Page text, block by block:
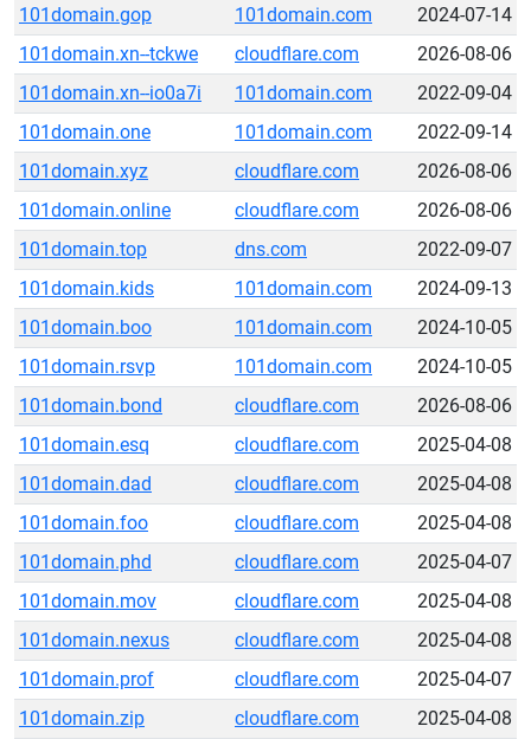
101domain.gop
101domain.com
2024-07-14
101domain.xn--tckwe
cloudflare.com
2026-08-06
101domain.xn--io0a7i
101domain.com
2022-09-04
101domain.one
101domain.com
2022-09-14
101domain.xyz
cloudflare.com
2026-08-06
101domain.online
cloudflare.com
2026-08-06
101domain.top
dns.com
2022-09-07
101domain.kids
101domain.com
2024-09-13
101domain.boo
101domain.com
2024-10-05
101domain.rsvp
101domain.com
2024-10-05
101domain.bond
cloudflare.com
2026-08-06
101domain.esq
cloudflare.com
2025-04-08
101domain.dad
cloudflare.com
2025-04-08
101domain.foo
cloudflare.com
2025-04-08
101domain.phd
cloudflare.com
2025-04-07
101domain.mov
cloudflare.com
2025-04-08
101domain.nexus
cloudflare.com
2025-04-08
101domain.prof
cloudflare.com
2025-04-07
101domain.zip
cloudflare.com
2025-04-08